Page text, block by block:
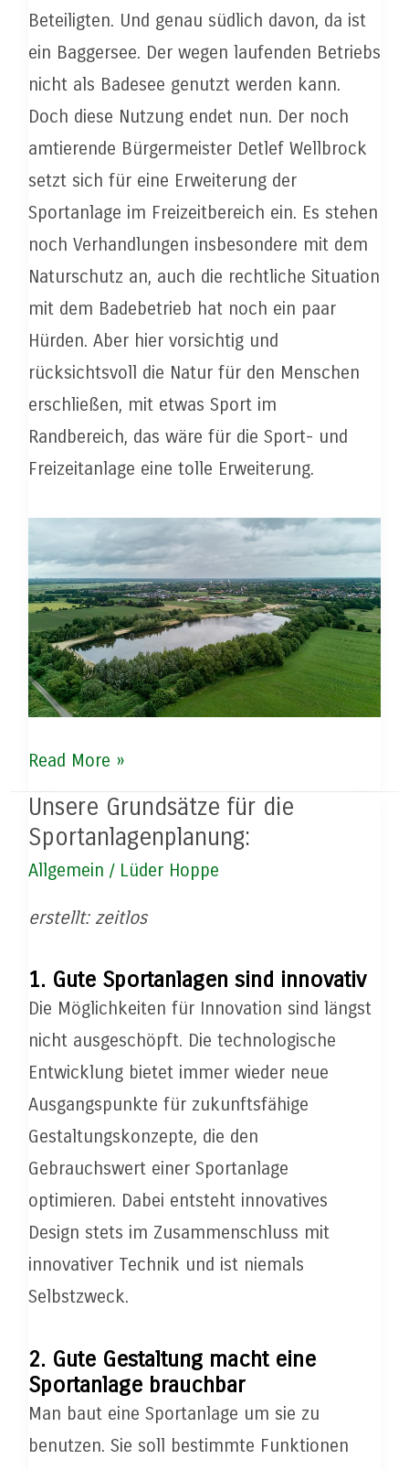
Beteiligten. Und genau südlich davon, da ist
ein Baggersee. Der wegen laufenden Betriebs
nicht als Badesee genutzt werden kann.
Doch diese Nutzung endet nun. Der noch
amtierende Bürgermeister Detlef Wellbrock
setzt sich für eine Erweiterung der
Sportanlage im Freizeitbereich ein. Es stehen
noch Verhandlungen insbesondere mit dem
Naturschutz an, auch die rechtliche Situation
mit dem Badebetrieb hat noch ein paar
Hürden. Aber hier vorsichtig und
rücksichtsvoll die Natur für den Menschen
erschließen, mit etwas Sport im
Randbereich, das wäre für die Sport- und
Freizeitanlage eine tolle Erweiterung.
SFA
Loxstedt:
Erweiterung
am
Read More »
Unsere Grundsätze für die
Sportanlagenplanung:
Allgemein / Lüder Hoppe
erstellt: zeitlos
1. Gute Sportanlagen sind innovativ
Die Möglichkeiten für Innovation sind längst
nicht ausgeschöpft. Die technologische
Entwicklung bietet immer wieder neue
Ausgangspunkte für zukunftsfähige
Gestaltungskonzepte, die den
Gebrauchswert einer Sportanlage
optimieren. Dabei entsteht innovatives
Design stets im Zusammenschluss mit
innovativer Technik und ist niemals
Selbstzweck.
2. Gute Gestaltung macht eine
Sportanlage brauchbar
Man baut eine Sportanlage um sie zu
benutzen. Sie soll bestimmte Funktionen